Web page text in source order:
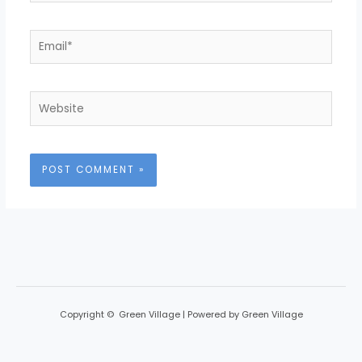
Email*
Website
Copyright © Green Village | Powered by Green Village